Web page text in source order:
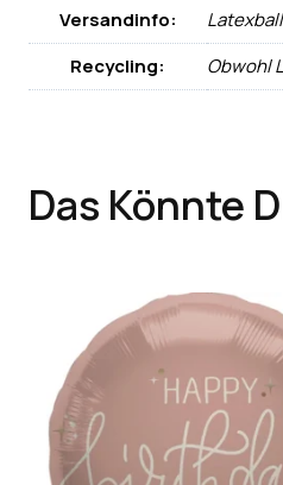
Versandinfo:
Recycling:
Obwohl
Das Könnte